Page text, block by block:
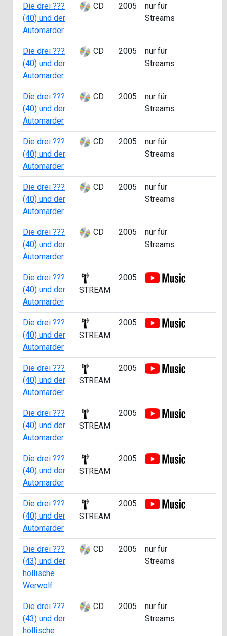
Die drei ???
(40) und der
Automarder
CD 2005
nur für
Streams
Die drei ???
(40) und der
Automarder
CD 2005
nur für
Streams
Die drei ???
(40) und der
Automarder
CD 2005
nur für
Streams
Die drei ???
(40) und der
Automarder
CD 2005
nur für
Streams
Die drei ???
(40) und der
Automarder
CD 2005
nur für
Streams
Die drei ???
(40) und der
Automarder
CD 2005
nur für
Streams
Die drei ???
(40) und der
Automarder
STREAM
2005
Die drei ???
(40) und der
Automarder
STREAM
2005
Die drei ???
(40) und der
Automarder
STREAM
2005
Die drei ???
(40) und der
Automarder
STREAM
2005
Die drei ???
(40) und der
Automarder
STREAM
2005
Die drei ???
(40) und der
Automarder
STREAM
2005
Die drei ???
(43) und der
höllische
Werwolf
CD 2005
nur für
Streams
Die drei ???
(43) und der
höllische
CD 2005
nur für
Streams